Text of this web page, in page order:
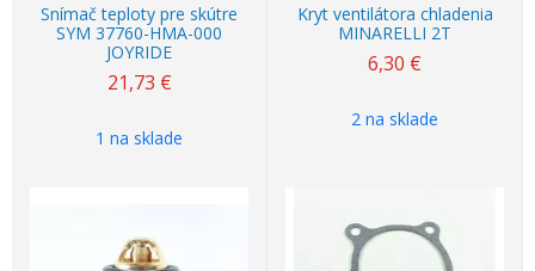
Snímač teploty pre skútre
SYM 37760-HMA-000
JOYRIDE
21,73 €
1 na sklade
Kryt ventilátora chladenia
MINARELLI 2T
6,30 €
2 na sklade